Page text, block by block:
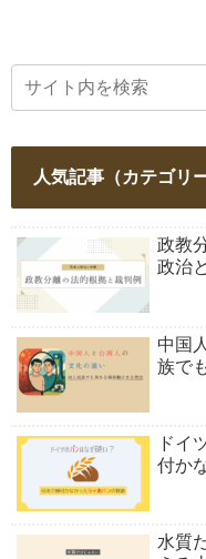
人気記事（カテゴリー
政教
政治
中国
族で
ドイ
付か
水質